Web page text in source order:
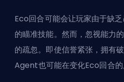
Eco回合可能会让玩家由于缺
的瞄准技能。然而，忽视能力
的疏忽。即使信誉紧张，拥有
Agent也可能在变化Eco回合的